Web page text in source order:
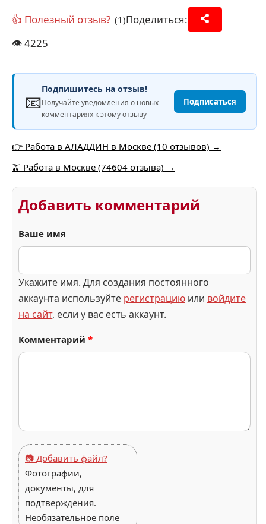
👍 Полезный отзыв? (1)Поделиться:
👁️4225
📧
Подпишитесь на отзыв!
Получайте уведомления о новых
комментариях к этому отзыву
Подписаться
👉 Работа в АЛАДДИН в Москве (10 отзывов) →
🫒 Работа в Москве (74604 отзыва) →
Добавить комментарий
Ваше имя
Укажите имя. Для создания постоянного
аккаунта используйте регистрацию или войдите
на сайт, если у вас есть аккаунт.
Комментарий *
📷 Добавить файл?
Фотографии,
документы, для
подтверждения.
Необязательное поле